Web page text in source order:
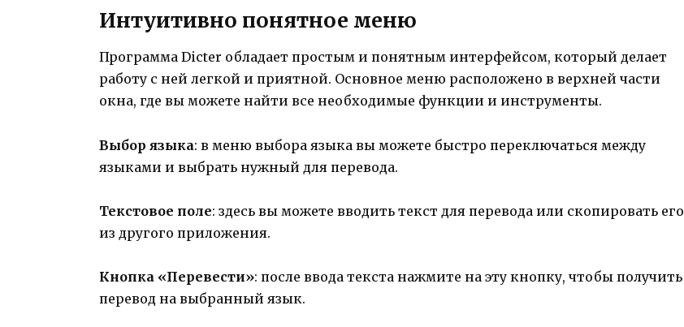
Интуитивно понятное меню
Программа Dicter обладает простым и понятным интерфейсом, который делает
работу с ней легкой и приятной. Основное меню расположено в верхней части
окна, где вы можете найти все необходимые функции и инструменты.
Выбор языка: в меню выбора языка вы можете быстро переключаться между
языками и выбрать нужный для перевода.
Текстовое поле: здесь вы можете вводить текст для перевода или скопировать его
из другого приложения.
Кнопка «Перевести»: после ввода текста нажмите на эту кнопку, чтобы получить
перевод на выбранный язык.